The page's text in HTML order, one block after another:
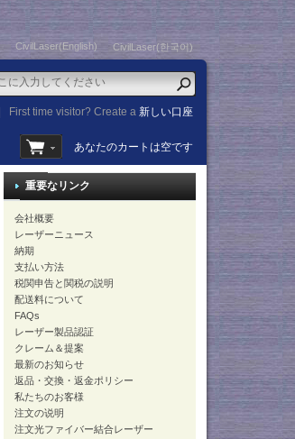
CivilLaser(English) CivilLaser(한국어)
First time visitor? Create a新しい口座
あなたのカートは空です
重要なリンク
会社概要
レーザーニュース
納期
支払い方法
税関申告と関税の説明
配送料について
FAQs
レーザー製品認証
クレーム＆提案
最新のお知らせ
返品・交換・返金ポリシー
私たちのお客様
注文の说明
注文光ファイバー結合レーザー